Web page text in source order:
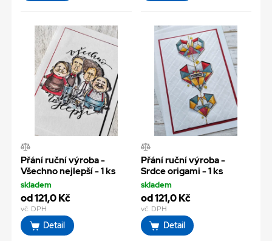
Přání ruční výroba -
Všechno nejlepší - 1 ks
skladem
od 121,0 Kč
vč. DPH
Detail
Přání ruční výroba -
Srdce origami - 1 ks
skladem
od 121,0 Kč
vč. DPH
Detail